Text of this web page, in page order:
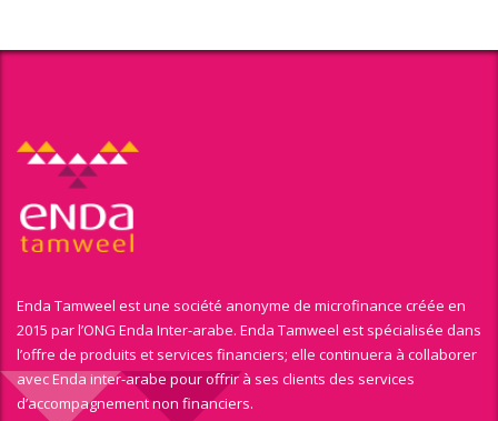
Enda Tamweel est une société anonyme de microfinance créée en
2015 par l’ONG Enda Inter-arabe. Enda Tamweel est spécialisée dans
l’offre de produits et services financiers; elle continuera à collaborer
avec Enda inter-arabe pour offrir à ses clients des services
d’accompagnement non financiers.